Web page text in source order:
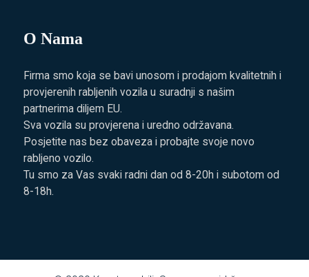
O Nama
Firma smo koja se bavi unosom i prodajom kvalitetnih i
provjerenih rabljenih vozila u suradnji s našim
partnerima diljem EU.
Sva vozila su provjerena i uredno održavana.
Posjetite nas bez obaveza i probajte svoje novo
rabljeno vozilo.
Tu smo za Vas svaki radni dan od 8-20h i subotom od
8-18h.